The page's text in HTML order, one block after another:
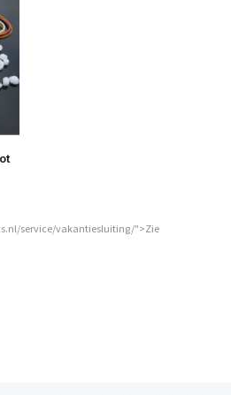
service/vakantiesluiting/">Zie